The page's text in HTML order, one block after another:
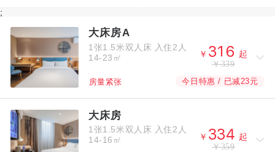
;
大床房A
1张1.5米双人床 入住2人
14-23㎡
￥   起
￥339
房量紧张 今日特惠 / 已减23元
大床房
1张1.5米双人床 入住2人
14-16㎡
￥  起
￥359